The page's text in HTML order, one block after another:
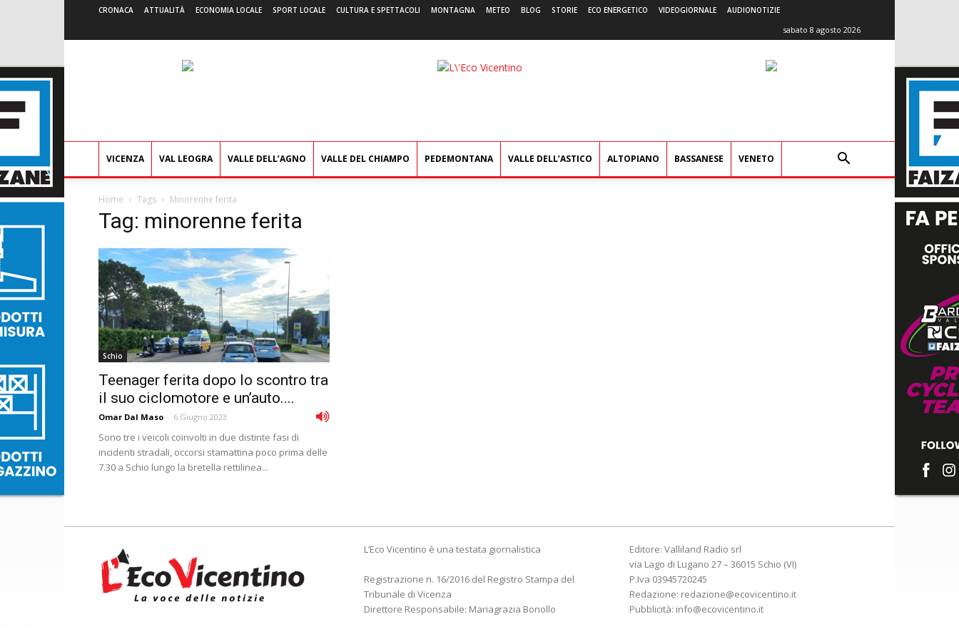
CRONACA ATTUALITÀ ECONOMIA LOCALE SPORT LOCALE CULTURA E SPETTACOLI MONTAGNA METEO BLOG STORIE ECO ENERGETICO VIDEOGIORNALE AUDIONOTIZIE
sabato 8 agosto 2026
L'Eco
VICENZA VAL LEOGRA VALLE DELL’AGNO VALLE DEL CHIAMPO PEDEMONTANA VALLE DELL’ASTICO ALTOPIANO BASSANESE VENETO
Home Tags Minorenne ferita
Tag: minorenne ferita
Schio
Teenager ferita dopo lo scontro tra
il suo ciclomotore e un’auto....
Omar Dal Maso - 6 Giugno 2023
Sono tre i veicoli coinvolti in due distinte fasi di
incidenti stradali, occorsi stamattina poco prima delle
7.30 a Schio lungo la bretella rettilinea...
L’Eco Vicentino è una testata giornalistica
Registrazione n. 16/2016 del Registro Stampa del
Tribunale di Vicenza
Direttore Responsabile: Mariagrazia Bonollo
Editore: Valliland Radio srl
via Lago di Lugano 27 – 36015 Schio (VI)
P.Iva 03945720245
Redazione: redazione@ecovicentino.it
Pubblicità: info@ecovicentino.it